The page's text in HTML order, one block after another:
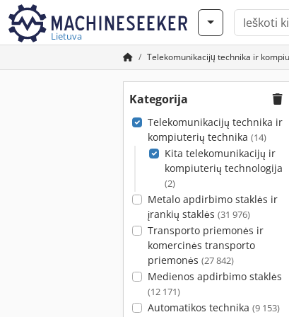
Lietuva
Telekomunikacijų technika ir
Kategorija
Telekomunikacijų technika ir
kompiuterių technika (14)
Kita telekomunikacijų ir
kompiuterių technologija
(2)
Metalo apdirbimo staklės ir
įrankių staklės (31 976)
Transporto priemonės ir
komercinės transporto
priemonės (27 842)
Medienos apdirbimo staklės
(12 171)
Automatikos technika (9 153)